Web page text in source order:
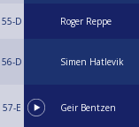
55-D Roger Reppe
56-D Simen Hatlevik
57-E Geir Bentzen